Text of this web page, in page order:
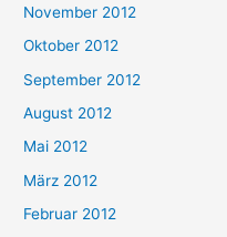
November 2012
Oktober 2012
September 2012
August 2012
Mai 2012
März 2012
Februar 2012